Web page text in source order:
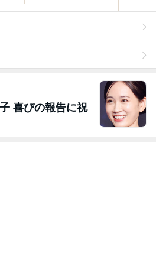
喜びの報告に祝